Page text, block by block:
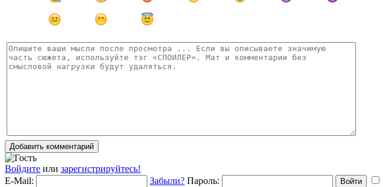
Добавить комментарий
Войдите или зарегистрируйтесь!
E-Mail:
Забыли? Пароль: Войти